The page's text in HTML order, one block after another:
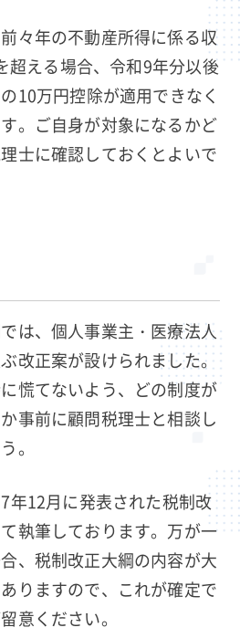
々年の不動産所得に係る収
超える場合、令和9年分以後
10万円控除が適用できなく
。ご自身が対象になるかど
士に確認しておくとよいで
は、個人事業主・医療法人
改正案が設けられました。
慌てないよう、どの制度が
事前に顧問税理士と相談し
。
年12月に発表された税制改
執筆しております。万が一
、税制改正大綱の内容が大
りますので、これが確定で
意ください。